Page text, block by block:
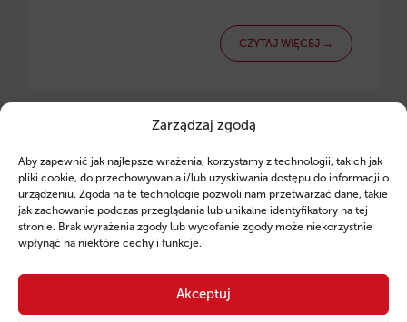
Zarządzaj zgodą
Aby zapewnić jak najlepsze wrażenia, korzystamy z technologii, takich jak
pliki cookie, do przechowywania i/lub uzyskiwania dostępu do informacji o
urządzeniu. Zgoda na te technologie pozwoli nam przetwarzać dane, takie
jak zachowanie podczas przeglądania lub unikalne identyfikatory na tej
stronie. Brak wyrażenia zgody lub wycofanie zgody może niekorzystnie
wpłynąć na niektóre cechy i funkcje.
Akceptuj
CZYTAJ WIĘCEJ →
przedsiębiorców z regionu małopolskiego.